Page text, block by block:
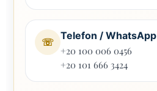
☏
Telefon / WhatsApp
+20 100 006 0456
+20 101 666 3424